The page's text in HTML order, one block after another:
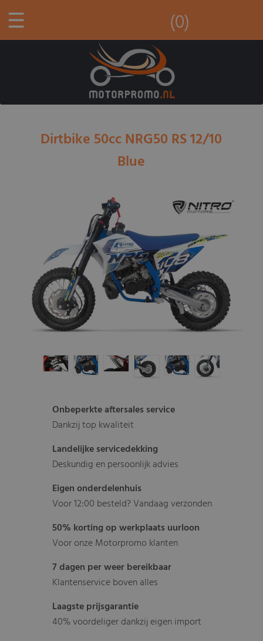
☰ (0)
Dirtbike 50cc NRG50 RS 12/10
Blue
Onbeperkte aftersales service
Dankzij top kwaliteit
Landelijke servicedekking
Deskundig en persoonlijk advies
Eigen onderdelenhuis
Voor 12:00 besteld? Vandaag verzonden
50% korting op werkplaats uurloon
Voor onze Motorpromo klanten
7 dagen per weer bereikbaar
Klantenservice boven alles
Laagste prijsgarantie
40% voordeliger dankzij eigen import